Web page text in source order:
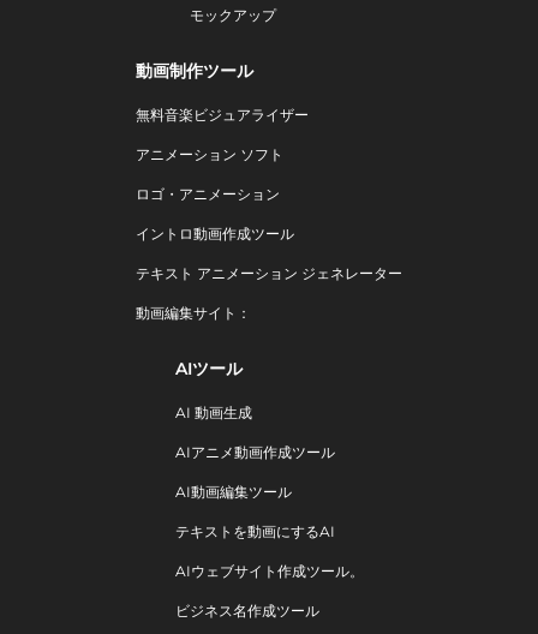
モックアップ
動画制作ツール
無料音楽ビジュアライザー
アニメーション ソフト
ロゴ・アニメーション
イントロ動画作成ツール
テキスト アニメーション ジェネレーター
動画編集サイト：
AIツール
AI 動画生成
AIアニメ動画作成ツール
AI動画編集ツール
テキストを動画にするAI
AIウェブサイト作成ツール。
ビジネス名作成ツール